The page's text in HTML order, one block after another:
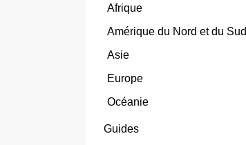
Afrique
Amérique du Nord et du Sud
Asie
Europe
Océanie
Guides